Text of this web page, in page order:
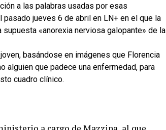
a las palabras usadas por esas
jueves 6 de abril en LN+ en el que la
«anorexia nerviosa galopante» de la
basándose en imágenes que Florencia
alguien que padece una enfermedad, para
cuadro clínico.